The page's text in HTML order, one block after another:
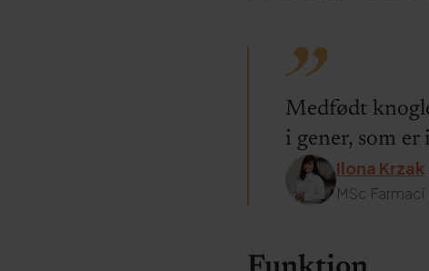
Medfødt
i gener, som
Ilona Krzak
MSc Farmaci